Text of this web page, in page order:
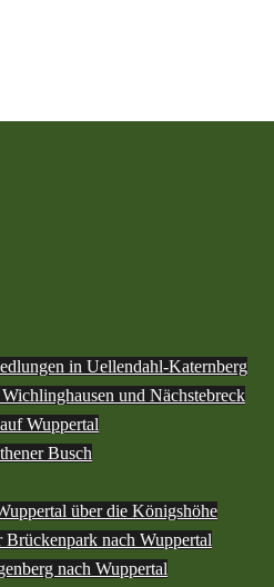
in Uellendahl-Katernberg
und Nächstebreck
Wuppertal
Busch
über die Königshöhe
nach Wuppertal
nach Wuppertal